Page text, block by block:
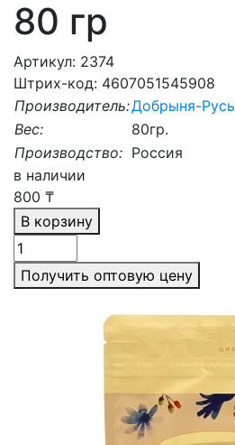
80 гр
Артикул: 2374
Штрих-код: 4607051545908
Производитель:Добрыня-Русь
Вес:
80гр.
Производство: Россия
в наличии
800 ₸
В корзину
Получить оптовую цену